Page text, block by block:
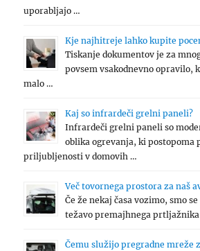
uporabljajo …
Kje najhitreje lahko kupite
Tiskanje dokumentov je za
povsem vsakodnevno opravilo,
malo …
Kaj so infrardeči grelni paneli?
Infrardeči grelni paneli so
oblika ogrevanja, ki postopoma
priljubljenosti v domovih …
Več tovornega prostora za naš
Če že nekaj časa vozimo, smo
težavo premajhnega
Čemu služijo pregradne mreže